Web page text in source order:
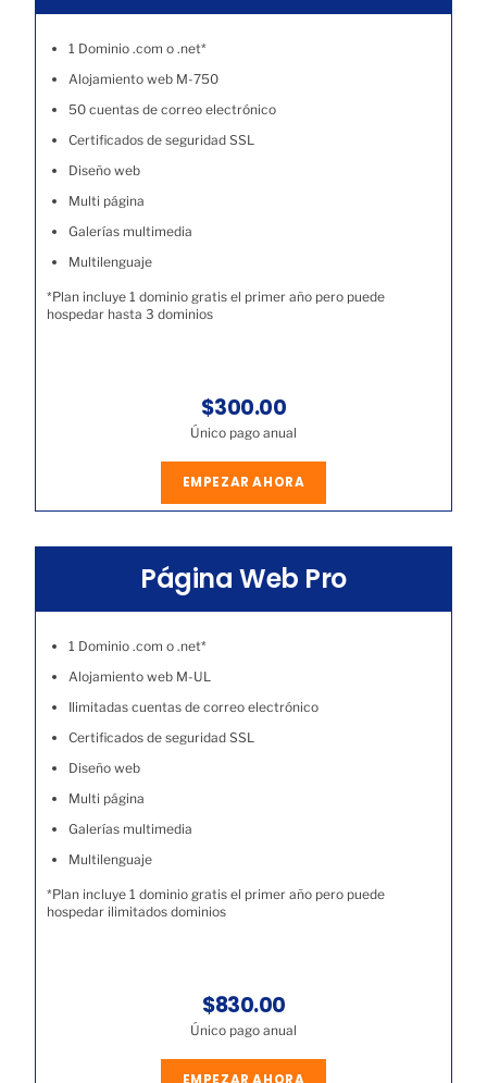
1 Dominio .com o .net*
Alojamiento web M-750
50 cuentas de correo electrónico
Certificados de seguridad SSL
Diseño web
Multi página
Galerías multimedia
Multilenguaje
*Plan incluye 1 dominio gratis el primer año pero puede
hospedar hasta 3 dominios
$300.00
Único pago anual
EMPEZAR AHORA
Página Web Pro
1 Dominio .com o .net*
Alojamiento web M-UL
Ilimitadas cuentas de correo electrónico
Certificados de seguridad SSL
Diseño web
Multi página
Galerías multimedia
Multilenguaje
*Plan incluye 1 dominio gratis el primer año pero puede
hospedar ilimitados dominios
$830.00
Único pago anual